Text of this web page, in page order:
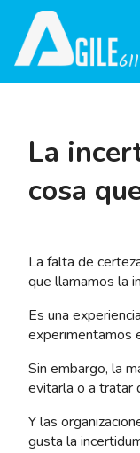
La
cosa
La falta de
que llamamos la
Es una
experimentamos
Sin embargo, la
evitarla o a tratar
Y las
gusta la